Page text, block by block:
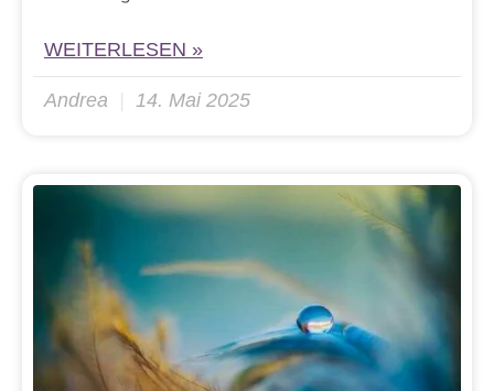
WEITERLESEN »
Andrea 14. Mai 2025